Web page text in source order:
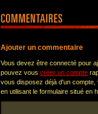
Ajouter un commentaire
Vous devez être connecté pour
pouvez vous créer un compte
vous disposez déjà d'un compte,
en utilisant le formulaire situé en